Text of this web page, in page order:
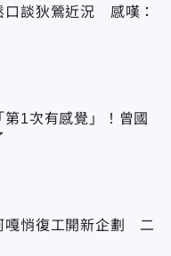
口談狄鶯近況 感嘆：
1次有感覺」！曾國
嘎悄復工開新企劃 二